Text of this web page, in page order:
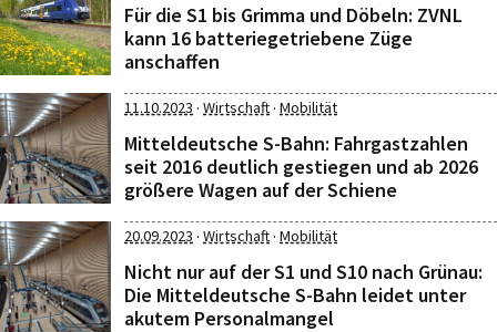
Für die S1 bis Grimma und Döbeln: ZVNL
kann 16 batteriegetriebene Züge
anschaffen
11.10.2023 · Wirtschaft· Mobilität
Mitteldeutsche S-Bahn: Fahrgastzahlen
seit 2016 deutlich gestiegen und ab 2026
größere Wagen auf der Schiene
20.09.2023 · Wirtschaft· Mobilität
Nicht nur auf der S1 und S10 nach Grünau:
Die Mitteldeutsche S-Bahn leidet unter
akutem Personalmangel